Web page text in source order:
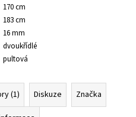
170 cm
183 cm
16 mm
dvoukřídlé
pultová
(1) Diskuze
Značka